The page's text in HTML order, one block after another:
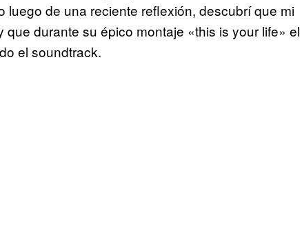
luego de una reciente reflexión, descubrí que mi
durante su épico montaje «this is your life» el
el soundtrack.